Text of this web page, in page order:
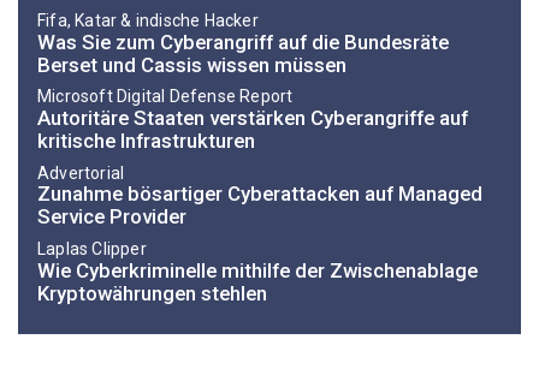
Fifa, Katar & indische Hacker
Was Sie zum Cyberangriff auf die Bundesräte
Berset und Cassis wissen müssen
Microsoft Digital Defense Report
Autoritäre Staaten verstärken Cyberangriffe auf
kritische Infrastrukturen
Advertorial
Zunahme bösartiger Cyberattacken auf Managed
Service Provider
Laplas Clipper
Wie Cyberkriminelle mithilfe der Zwischenablage
Kryptowährungen stehlen